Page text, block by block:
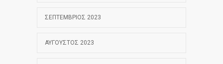
ΣΕΠΤΈΜΒΡΙΟΣ 2023
ΑΎΓΟΥΣΤΟΣ 2023